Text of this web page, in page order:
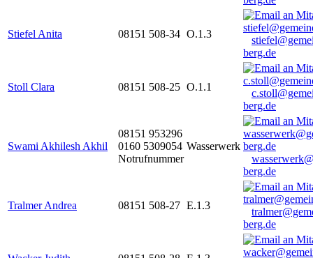
Stiefel Anita 08151 508-34 O.1.3
berg.de
Stoll Clara 08151 508-25 O.1.1
berg.de
Swami Akhilesh Akhil
08151 953296
0160 5309054
Notrufnummer
Wasserwerk
berg.de
Tralmer Andrea 08151 508-27 E.1.3
berg.de